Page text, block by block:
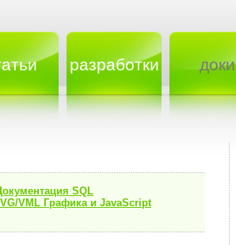
разработки доки
SQL
VML Графика и JavaScript